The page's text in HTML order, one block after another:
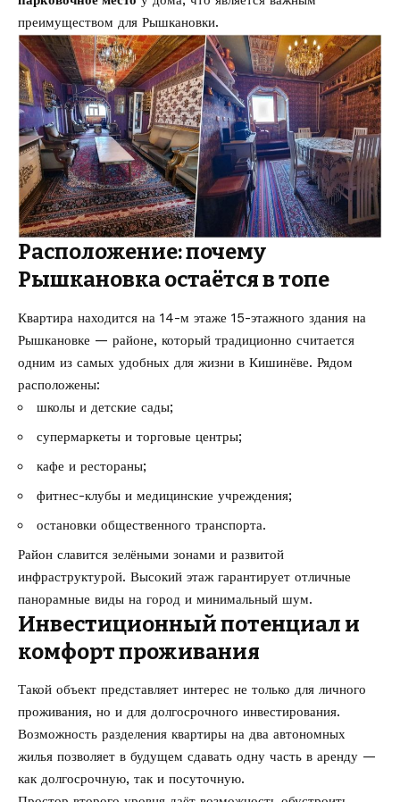
преимуществом для Рышкановки.
Расположение: почему
Рышкановка остаётся в топе
Квартира находится на 14-м этаже 15-этажного здания на
Рышкановке — районе, который традиционно считается
одним из самых удобных для жизни в Кишинёве. Рядом
расположены:
школы и детские сады;
супермаркеты и торговые центры;
кафе и рестораны;
фитнес-клубы и медицинские учреждения;
остановки общественного транспорта.
Район славится зелёными зонами и развитой
инфраструктурой. Высокий этаж гарантирует отличные
панорамные виды на город и минимальный шум.
Инвестиционный потенциал и
комфорт проживания
Такой объект представляет интерес не только для личного
проживания, но и для долгосрочного инвестирования.
Возможность разделения квартиры на два автономных
жилья позволяет в будущем сдавать одну часть в аренду —
как долгосрочную, так и посуточную.